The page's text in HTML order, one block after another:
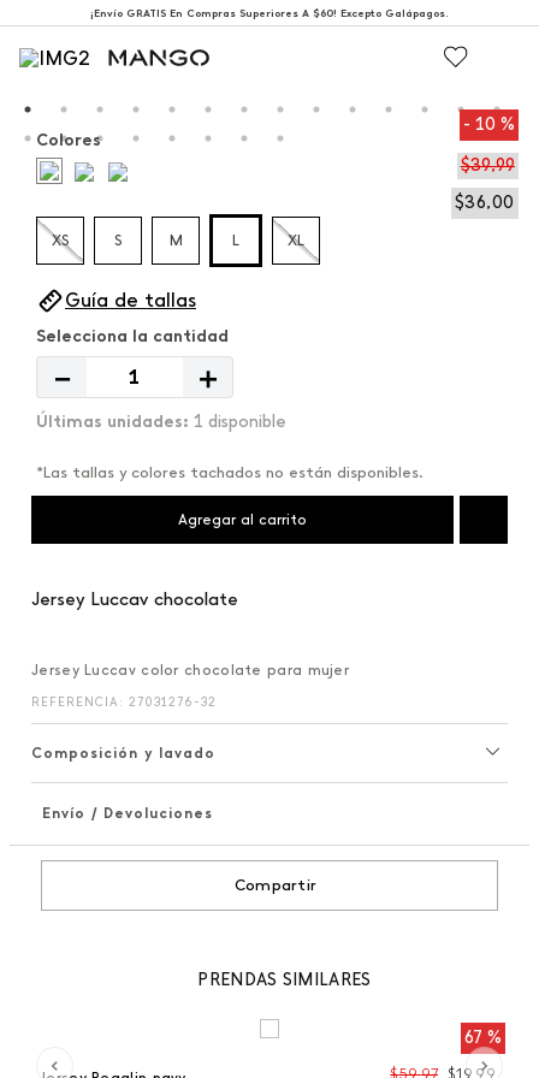
¡Envío GRATIS En Compras Superiores A $60! Excepto Galápagos.
10 %
$39,99
$36,00
Colores
XS S M L XL
Guía de tallas
＋
－
1 disponible
*Las tallas y colores tachados no están disponibles.
Agregar al carrito
Jersey Luccav chocolate
Jersey Luccav color chocolate para mujer
REFERENCIA : 27031276-32
Composición y lavado
Envío / Devoluciones
Compartir
PRENDAS SIMILARES
67 %
$59,97 $19 99